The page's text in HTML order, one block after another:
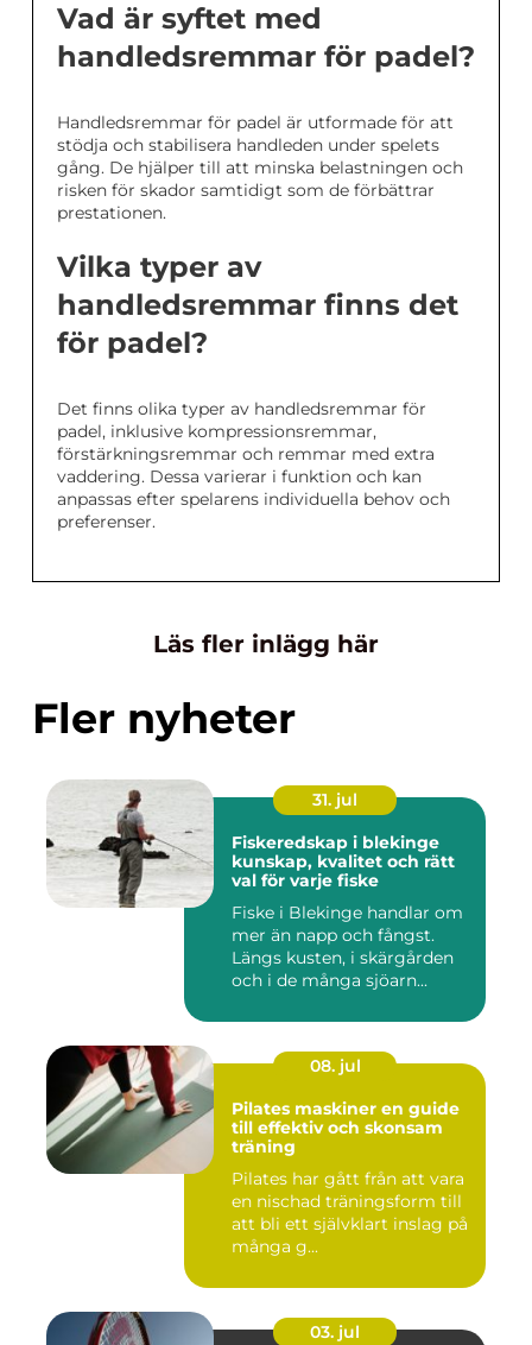
Vad är syftet med
handledsremmar för padel?
Handledsremmar för padel är utformade för att
stödja och stabilisera handleden under spelets
gång. De hjälper till att minska belastningen och
risken för skador samtidigt som de förbättrar
prestationen.
Vilka typer av
handledsremmar finns det
för padel?
Det finns olika typer av handledsremmar för
padel, inklusive kompressionsremmar,
förstärkningsremmar och remmar med extra
vaddering. Dessa varierar i funktion och kan
anpassas efter spelarens individuella behov och
preferenser.
Läs fler inlägg här
Fler nyheter
31. jul
Fiskeredskap i blekinge
kunskap, kvalitet och rätt
val för varje fiske
Fiske i Blekinge handlar om
mer än napp och fångst.
Längs kusten, i skärgården
och i de många sjöarn...
08. jul
Pilates maskiner en guide
till effektiv och skonsam
träning
Pilates har gått från att vara
en nischad träningsform till
att bli ett självklart inslag på
många g...
03. jul